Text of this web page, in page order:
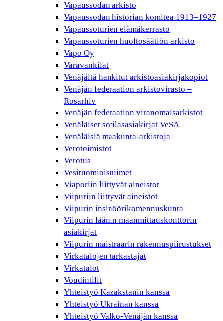
Vapaussodan arkisto
Vapaussodan historian komitea 1913–1927
Vapaussoturien elämäkerrasto
Vapaussoturien huoltosäätiön arkisto
Vapo Oy
Varavankilat
Venäjältä hankitut arkistoasiakirjakopiot
Venäjän federaation arkistovirasto –
Rosarhiv
Venäjän federaation viranomaisarkistot
Venäläiset sotilasasiakirjat VeSA
Venäläisiä maakunta-arkistoja
Verotoimistot
Verotus
Vesituomioistuimet
Viaporiin liittyvät aineistot
Viipuriin liittyvät aineistot
Viipurin insinöörikomennuskunta
Viipurin läänin maanmittauskonttorin
asiakirjat
Viipurin maistraarin rakennuspiirustukset
Virkatalojen tarkastajat
Virkatalot
Voudintilit
Yhteistyö Kazakstanin kanssa
Yhteistyö Ukrainan kanssa
Yhteistyö Valko-Venäjän kanssa